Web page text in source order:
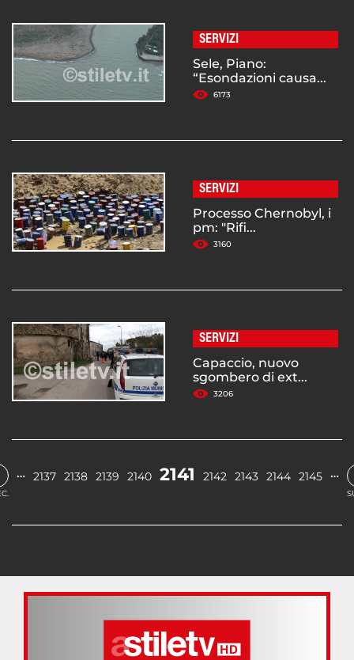
SERVIZI
Sele, Piano:
“Esondazioni causa...
6173
SERVIZI
Processo Chernobyl, i
pm: "Rifi...
3160
SERVIZI
Capaccio, nuovo
sgombero di ext...
3206
… 2137 2138 2139 2140 2141 2142 2143 2144 2145 …